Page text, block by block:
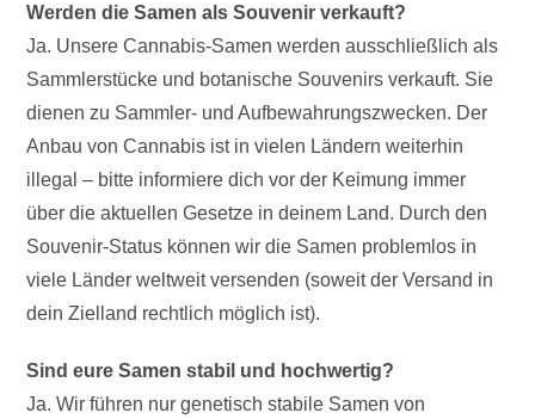
Werden die Samen als Souvenir verkauft?
Ja. Unsere Cannabis-Samen werden ausschließlich als
Sammlerstücke und botanische Souvenirs verkauft. Sie
dienen zu Sammler- und Aufbewahrungszwecken. Der
Anbau von Cannabis ist in vielen Ländern weiterhin
illegal – bitte informiere dich vor der Keimung immer
über die aktuellen Gesetze in deinem Land. Durch den
Souvenir-Status können wir die Samen problemlos in
viele Länder weltweit versenden (soweit der Versand in
dein Zielland rechtlich möglich ist).
Sind eure Samen stabil und hochwertig?
Ja. Wir führen nur genetisch stabile Samen von